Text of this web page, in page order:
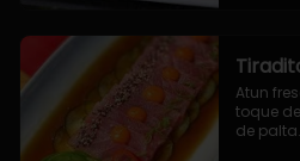
Atun
toque
de palta.